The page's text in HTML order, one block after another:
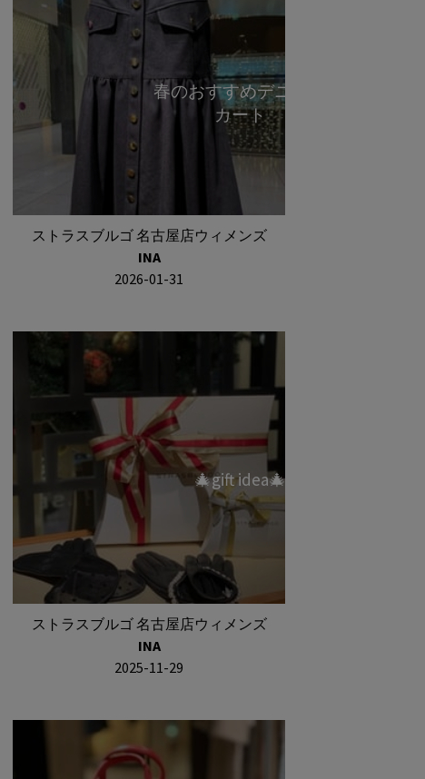
春のおすすめデニムス
カート
ストラスブルゴ 名古屋店ウィメンズ
INA
2026-01-31
🎄gift idea🎄
ストラスブルゴ 名古屋店ウィメンズ
INA
2025-11-29